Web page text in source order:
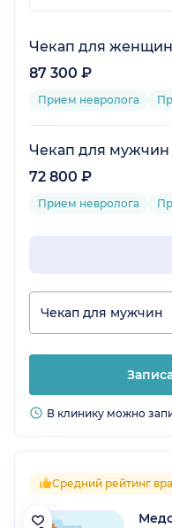
Чекап для женщин
87 300 ₽
Прием невролога
Чекап для мужчин
72 800 ₽
Прием невролога
Чекап для мужчин
В клинику можно
Средний рейтинг